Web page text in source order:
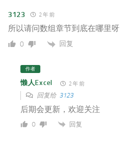
3123 2 年 前
所以请问数组章节到底在哪里呀
0 回复
作者
懒人Excel 2 年 前
回复给 3123
后期会更新，欢迎关注
0 回复